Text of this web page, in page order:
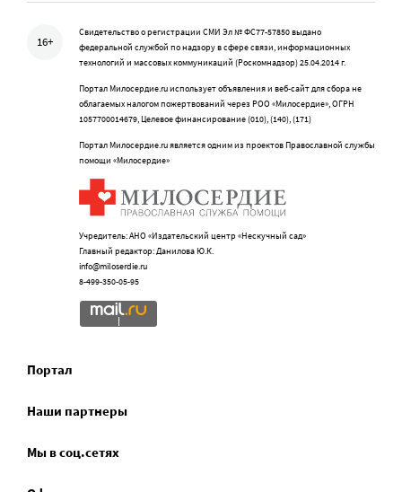
16+
Свидетельство о регистрации СМИ Эл № ФС77-57850 выдано
федеральной службой по надзору в сфере связи, информационных
технологий и массовых коммуникаций (Роскомнадзор) 25.04.2014 г.
Портал Милосердие.ru использует объявления и веб-сайт для сбора не
облагаемых налогом пожертвований через РОО «Милосердие», ОГРН
1057700014679, Целевое финансирование (010), (140), (171)
Портал Милосердие.ru является одним из проектов Православной службы
помощи «Милосердие»
Учредитель: АНО «Издательский центр «Нескучный сад»
Главный редактор: Данилова Ю.К.
info@miloserdie.ru
8-499-350-05-95
Портал
Наши партнеры
Мы в соц.сетях